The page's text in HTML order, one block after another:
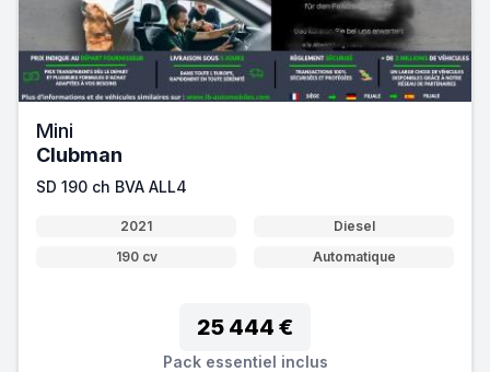
Mini
Clubman
SD 190 ch BVA ALL4
2021
Diesel
190 cv
Automatique
25 444 €
Pack essentiel inclus